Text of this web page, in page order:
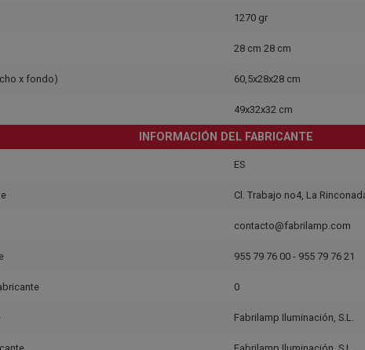
1270 gr
28 cm 28 cm
x fondo) 60,5x28x28 cm
49x32x32 cm
INFORMACIÓN DEL FABRICANTE
ES
Cl. Trabajo no4, La
contacto@fabrilamp.com
955 79 76 00 - 955 79 76 21
0
Fabrilamp Iluminación, S.L.